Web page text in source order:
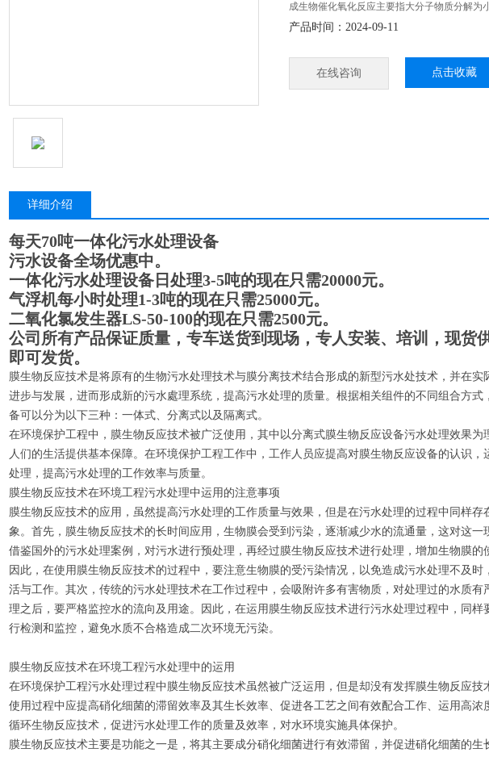
成生物催化氧化反应主要指大分子物质分解为
产品时间：2024-09-11
在线咨询 点击收藏
详细介绍
每天70吨一体化污水处理设备
污水设备全场优惠中。
一体化污水处理设备日处理3-5吨的现在只需20000元。
气浮机每小时处理1-3吨的现在只需25000元。
二氧化氯发生器LS-50-100的现在只需2500元。
公司所有产品保证质量，专车送货到现场，专人安装、培训，现货
即可发货。
膜生物反应技术是将原有的生物污水处理技术与膜分离技术结合形成的新型污水处技术，并在实
进步与发展，进而形成新的污水處理系统，提高污水处理的质量。根据相关组件的不同组合方式
备可以分为以下三种：一体式、分离式以及隔离式。
在环境保护工程中，膜生物反应技术被广泛使用，其中以分离式膜生物反应设备污水处理效果为
人们的生活提供基本保障。在环境保护工程工作中，工作人员应提高对膜生物反应设备的认识，
处理，提高污水处理的工作效率与质量。
膜生物反应技术在环境工程污水处理中运用的注意事项
膜生物反应技术的应用，虽然提高污水处理的工作质量与效果，但是在污水处理的过程中同样存
象。首先，膜生物反应技术的长时间应用，生物膜会受到污染，逐渐减少水的流通量，这对这一
借鉴国外的污水处理案例，对污水进行预处理，再经过膜生物反应技术进行处理，增加生物膜的
因此，在使用膜生物反应技术的过程中，要注意生物膜的受污染情况，以免造成污水处理不及时
活与工作。其次，传统的污水处理技术在工作过程中，会吸附许多有害物质，对处理过的水质有
理之后，要严格监控水的流向及用途。因此，在运用膜生物反应技术进行污水处理过程中，同样
行检测和监控，避免水质不合格造成二次环境无污染。
膜生物反应技术在环境工程污水处理中的运用
在环境保护工程污水处理过程中膜生物反应技术虽然被广泛运用，但是却没有发挥膜生物反应技
使用过程中应提高硝化细菌的滞留效率及其生长效率、促进各工艺之间有效配合工作、运用高浓
循环生物反应技术，促进污水处理工作的质量及效率，对水环境实施具体保护。
膜生物反应技术主要是功能之一是，将其主要成分硝化细菌进行有效滞留，并促进硝化细菌的生